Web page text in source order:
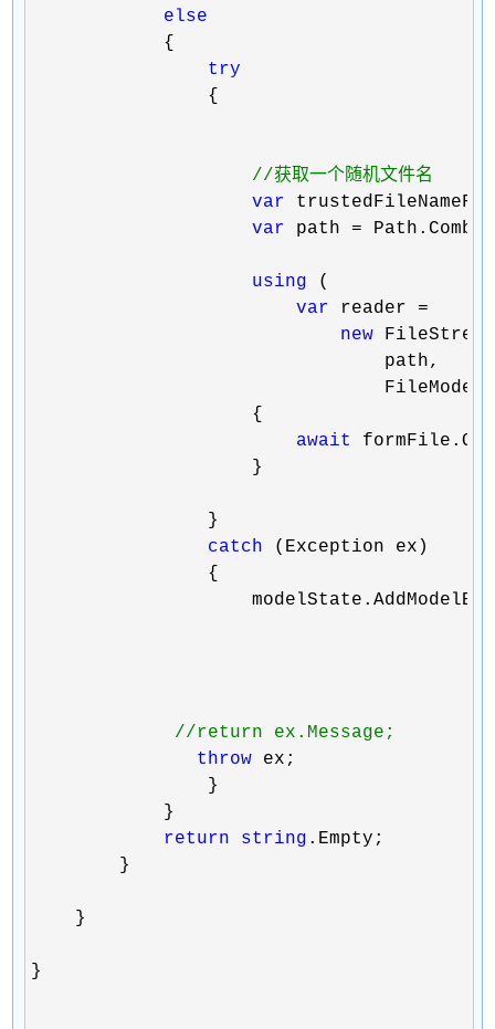
else
            {
try
                {
//获取一个随机文件名
var
var path =
using (
var reader =
new
                                path,
                    {
await
                    }
                }
catch (Exception ex)
                {
// return ex.Message;
throw ex;
                }
            }
return
string .Empty;
        }
    }
}